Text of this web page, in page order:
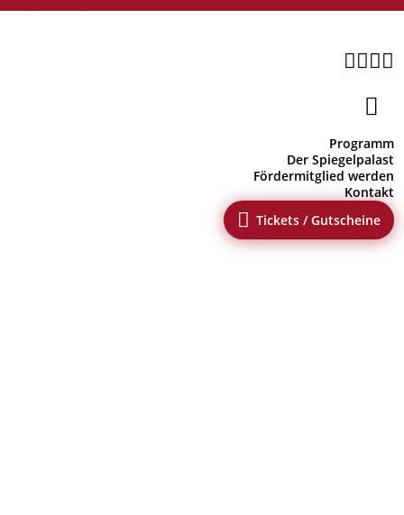


Programm
Der Spiegelpalast
Fördermitglied werden
Kontakt
 Tickets / Gutscheine